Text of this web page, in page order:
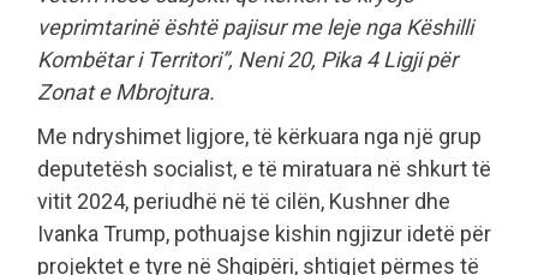
veprimtarinë është pajisur me leje nga Këshilli
Kombëtar i Territori”, Neni 20, Pika 4 Ligji për
Zonat e Mbrojtura.
Me ndryshimet ligjore, të kërkuara nga një grup
deputetësh socialist, e të miratuara në shkurt të
vitit 2024, periudhë në të cilën, Kushner dhe
Ivanka Trump, pothuajse kishin ngjizur idetë për
projektet e tyre në Shqipëri, shtigjet përmes të